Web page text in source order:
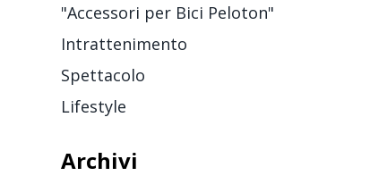
"Accessori per Bici Peloton"
Intrattenimento
Spettacolo
Lifestyle
Archivi